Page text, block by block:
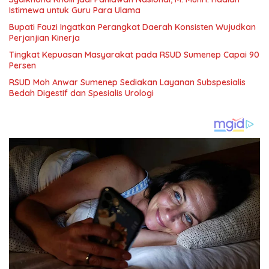
Istimewa untuk Guru Para Ulama
Bupati Fauzi Ingatkan Perangkat Daerah Konsisten Wujudkan
Perjanjian Kinerja
Tingkat Kepuasan Masyarakat pada RSUD Sumenep Capai 90
Persen
RSUD Moh Anwar Sumenep Sediakan Layanan Subspesialis
Bedah Digestif dan Spesialis Urologi